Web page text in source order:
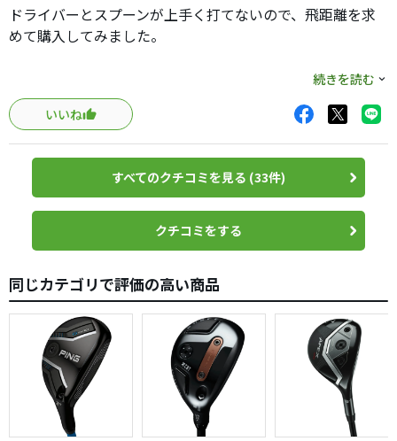
ドライバーとスプーンが上手く打てないので、飛距離を求
めて購入してみました。
バランスが手計測でＤ３〜４付近だったので、振りやすい
ようにウェイトでＤ１付近に調整しています。
結果、すごく飛びます。
ドライバーで２００Ｙしか飛ばない(ちゃんと当てれないだ
け)の私で１９０Ｙ超えちゃいます。
打球は私が打つとフワっと上がる感じではなく、グンっと
ただ、打感については少し硬めで、以前使ってたバーナー
とりあえず、ドライバーとスプーンが打てるようになるま
で、こいつに頼ろうと思います。(^^;)
続きを読む
いいね
すべてのクチコミを見る (33件)
クチコミをする
同じカテゴリで評価の高い商品